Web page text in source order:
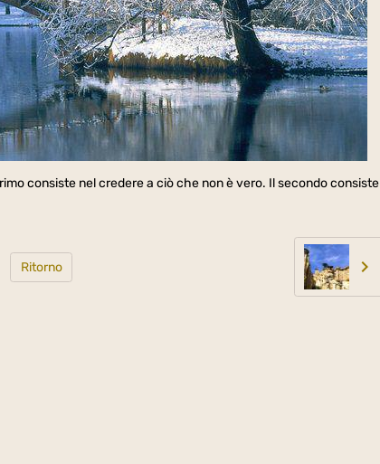
consiste nel credere a ciò che non è vero. Il secondo consiste
Ritorno